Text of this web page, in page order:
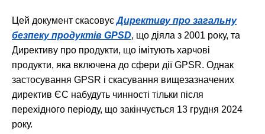
Цей документ скасовуєДирективу про загальну
безпеку продуктів GPSD, що діяла з 2001 року, та
Директиву про продукти, що імітують харчові
продукти, яка включена до сфери дії GPSR. Однак
застосування GPSR і скасування вищезазначених
директив ЄС набудуть чинності тільки після
перехідного періоду, що закінчується 13 грудня 2024
року.